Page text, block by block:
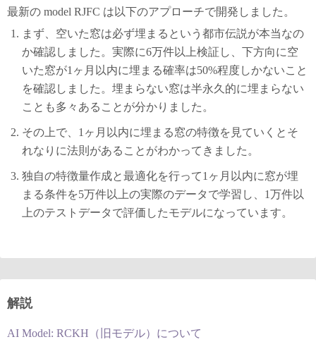
最新の model RJFC は以下のアプローチで開発しました。
まず、空いた窓は必ず埋まるという都市伝説が本当なの
か確認しました。実際に6万件以上検証し、下方向に空
いた窓が1ヶ月以内に埋まる確率は50%程度しかないこと
を確認しました。埋まらない窓は半永久的に埋まらない
ことも多々あることが分かりました。
その上で、1ヶ月以内に埋まる窓の特徴を見ていくとそ
れなりに法則があることがわかってきました。
独自の特徴量作成と最適化を行って1ヶ月以内に窓が埋
まる条件を5万件以上の実際のデータで学習し、1万件以
上のテストデータで評価したモデルになっています。
解説
AI Model: RCKH（旧モデル）について